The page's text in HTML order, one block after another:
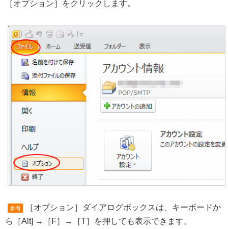
［オプション］をクリックします。
参考
［オプション］ダイアログボックスは、キーボードか
ら［Alt] →［F］→［T］を押しても表示できます。